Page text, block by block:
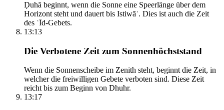
Ḍuhā beginnt, wenn die Sonne eine Speerlänge über dem
Horizont steht und dauert bis Istiwāʾ. Dies ist auch die Zeit
des ʿĪd-Gebets.
13:13
Die Verbotene Zeit zum Sonnenhöchststand
Wenn die Sonnenscheibe im Zenith steht, beginnt die Zeit, in
welcher die freiwilligen Gebete verboten sind. Diese Zeit
reicht bis zum Beginn von Dhuhr.
13:17